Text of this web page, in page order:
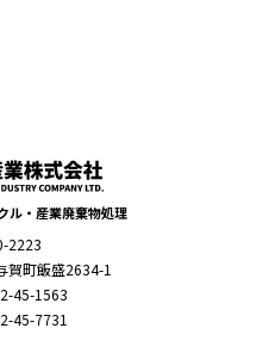
ル・産業廃棄物処理
2223
賀町飯盛2634-1
45-1563
45-7731